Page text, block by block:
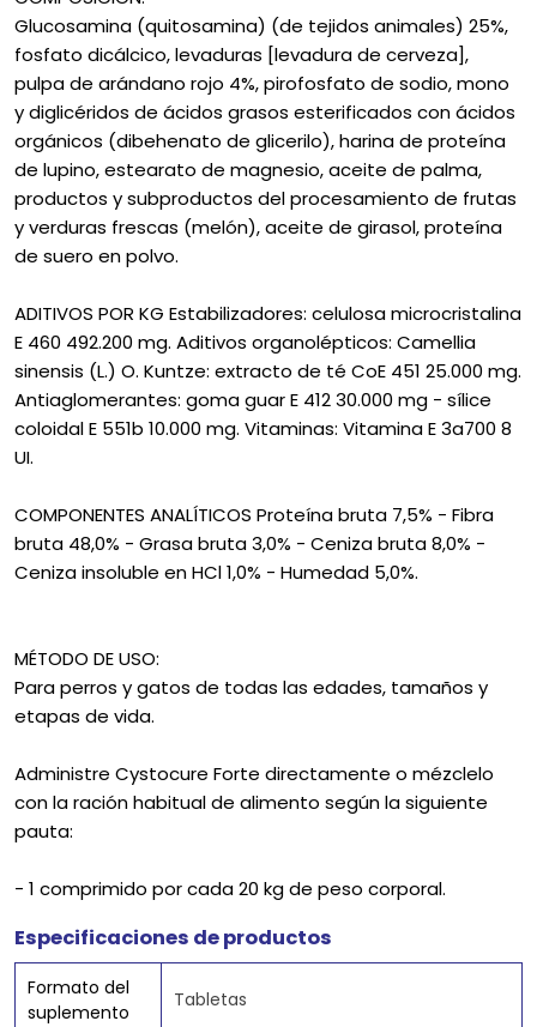
Glucosamina (quitosamina) (de tejidos animales) 25%,
fosfato dicálcico, levaduras [levadura de cerveza],
pulpa de arándano rojo 4%, pirofosfato de sodio, mono
y diglicéridos de ácidos grasos esterificados con ácidos
orgánicos (dibehenato de glicerilo), harina de proteína
de lupino, estearato de magnesio, aceite de palma,
productos y subproductos del procesamiento de frutas
y verduras frescas (melón), aceite de girasol, proteína
de suero en polvo.
ADITIVOS POR KG Estabilizadores: celulosa microcristalina
E 460 492.200 mg. Aditivos organolépticos: Camellia
sinensis (L.) O. Kuntze: extracto de té CoE 451 25.000 mg.
Antiaglomerantes: goma guar E 412 30.000 mg - sílice
coloidal E 551b 10.000 mg. Vitaminas: Vitamina E 3a700 8
UI.
COMPONENTES ANALÍTICOS Proteína bruta 7,5% - Fibra
bruta 48,0% - Grasa bruta 3,0% - Ceniza bruta 8,0% -
Ceniza insoluble en HCl 1,0% - Humedad 5,0%.
MÉTODO DE USO:
Para perros y gatos de todas las edades, tamaños y
etapas de vida.
Administre Cystocure Forte directamente o mézclelo
con la ración habitual de alimento según la siguiente
pauta:
- 1 comprimido por cada 20 kg de peso corporal.
Especificaciones de productos
Formato del
suplemento
Tabletas